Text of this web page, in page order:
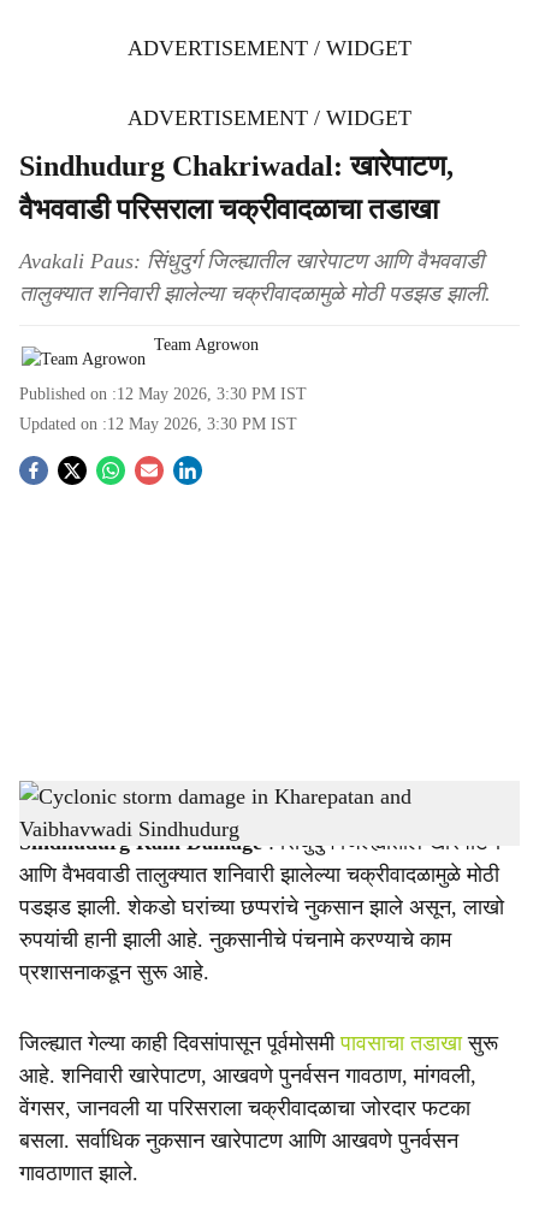
ADVERTISEMENT / WIDGET
ADVERTISEMENT / WIDGET
Sindhudurg Chakriwadal: खारेपाटण,
वैभववाडी परिसराला चक्रीवादळाचा तडाखा
Avakali Paus: सिंधुदुर्ग जिल्ह्यातील खारेपाटण आणि वैभववाडी
तालुक्यात शनिवारी झालेल्या चक्रीवादळामुळे मोठी पडझड झाली.
Team Agrowon
Published on :12 May 2026, 3:30 PM IST
Updated on :12 May 2026, 3:30 PM IST
S
h
a
r
e
Cyclonic storm damage in Kharepatan and Vaibhavwadi Sindhudurg
Sindhudurg Rain Damage : सिंधुदुर्ग जिल्ह्यातील खारेपाटण
आणि वैभववाडी तालुक्यात शनिवारी झालेल्या चक्रीवादळामुळे मोठी
पडझड झाली. शेकडो घरांच्या छप्परांचे नुकसान झाले असून, लाखो
रुपयांची हानी झाली आहे. नुकसानीचे पंचनामे करण्याचे काम
प्रशासनाकडून सुरू आहे.
जिल्ह्यात गेल्या काही दिवसांपासून पूर्वमोसमीपावसाचा तडाखासुरू
आहे. शनिवारी खारेपाटण, आखवणे पुनर्वसन गावठाण, मांगवली,
वेंगसर, जानवली या परिसराला चक्रीवादळाचा जोरदार फटका
बसला. सर्वाधिक नुकसान खारेपाटण आणि आखवणे पुनर्वसन
गावठाणात झाले.